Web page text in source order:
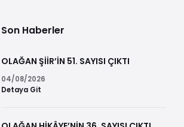
Son Haberler
OLAĞAN ŞİİR’İN 51. SAYISI ÇIKTI
04/08/2026
Detaya Git